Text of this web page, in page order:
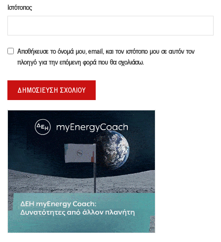
Ιστότοπος
Αποθήκευσε το όνομά μου, email, και τον ιστότοπο μου σε αυτόν τον
πλοηγό για την επόμενη φορά που θα σχολιάσω.